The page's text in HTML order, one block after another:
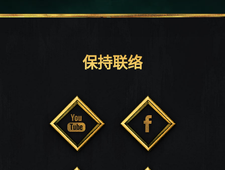
保持联络